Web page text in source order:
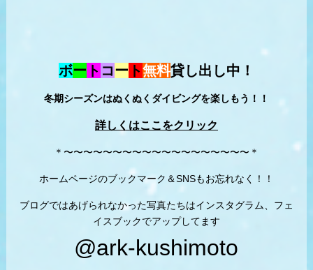
ボー ト コー ト無料貸し出し中！
冬期シーズンはぬくぬくダイビングを楽しもう！！
詳しくはここをクリック
＊〜〜〜〜〜〜〜〜〜〜〜〜〜〜〜〜〜〜〜＊
ホームページのブックマーク＆SNSもお忘れなく！！
ブログではあげられなかった写真たちはインスタグラム、フェ
イスブックでアップしてます
@ark-kushimoto